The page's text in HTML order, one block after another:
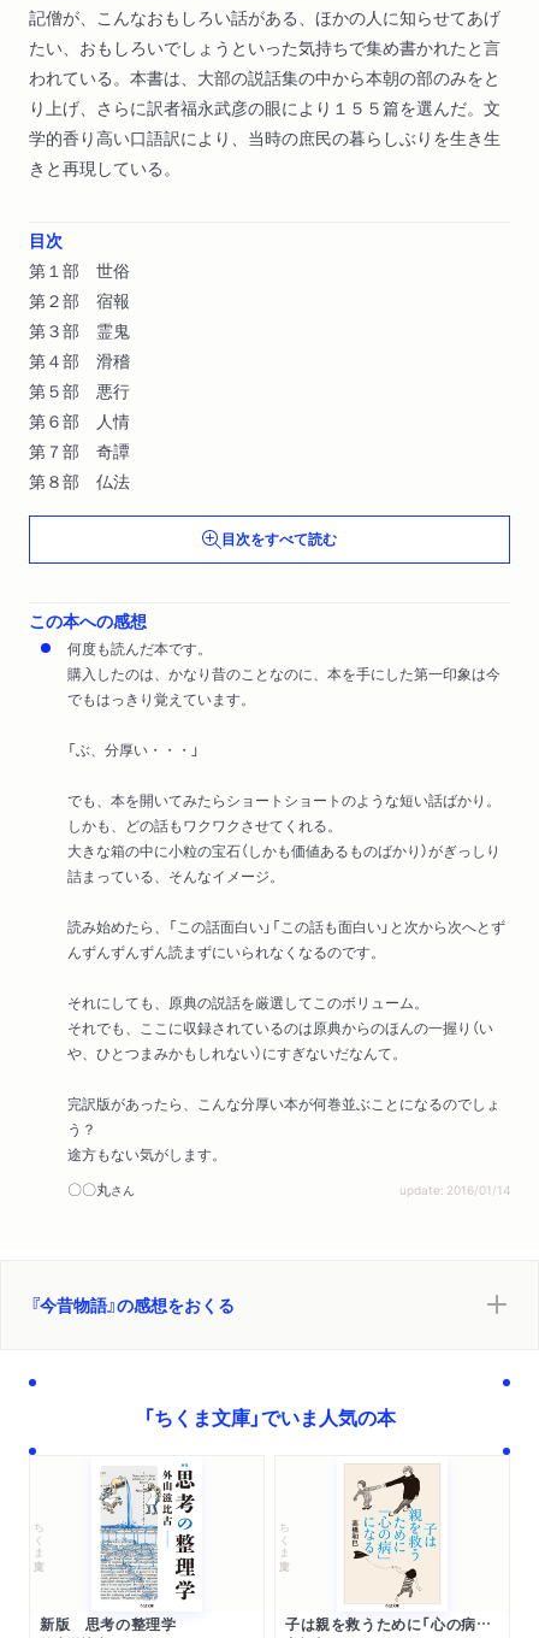
記僧が、こんなおもしろい話がある、ほかの人に知らせてあげ
たい、おもしろいでしょうといった気持ちで集め書かれたと言
われている。本書は、大部の説話集の中から本朝の部のみをと
り上げ、さらに訳者福永武彦の眼により１５５篇を選んだ。文
学的香り高い口語訳により、当時の庶民の暮らしぶりを生き生
きと再現している。
目次
第１部 世俗
第２部 宿報
第３部 霊鬼
第４部 滑稽
第５部 悪行
第６部 人情
第７部 奇譚
第８部 仏法
目次をすべて読む
この本への感想
何度も読んだ本です。
購入したのは、かなり昔のことなのに、本を手にした第一印象は今
でもはっきり覚えています。
「ぶ、分厚い・・・」
でも、本を開いてみたらショートショートのような短い話ばかり。
しかも、どの話もワクワクさせてくれる。
大きな箱の中に小粒の宝石（しかも価値あるものばかり）がぎっしり
詰まっている、そんなイメージ。
読み始めたら、「この話面白い」「この話も面白い」と次から次へとず
んずんずんずん読まずにいられなくなるのです。
それにしても、原典の説話を厳選してこのボリューム。
それでも、ここに収録されているのは原典からのほんの一握り（い
や、ひとつまみかもしれない）にすぎないだなんて。
完訳版があったら、こんな分厚い本が何巻並ぶことになるのでしょ
う？
途方もない気がします。
〇〇丸さん update: 2016/01/14
『今昔物語』の感想をおくる
「ちくま文庫」でいま人気の本
ちくま文庫
新版 思考の整理学
ちくま文庫
子は親を救うために「心の病」になる